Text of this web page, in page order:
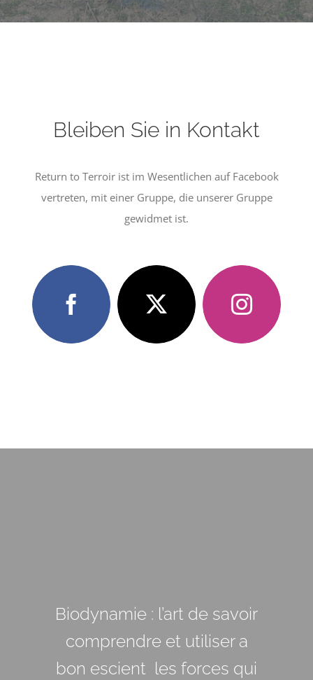
Bleiben Sie in Kontakt
Return to Terroir ist im Wesentlichen auf Facebook
vertreten, mit einer Gruppe, die unserer Gruppe
gewidmet ist.
Biodynamie : l’art de savoir
comprendre et utiliser a
bon escient les forces qui
Ce qui nous intéresse pour
une compréhension
profonde de la plante ce
Les scientifiques doivent
être aux service de la vie,
pas au service d’intérêts